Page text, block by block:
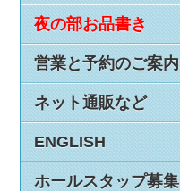
夜の部お品書き
営業と予約のご案内
ネット通販など
ENGLISH
ホールスタップ募集